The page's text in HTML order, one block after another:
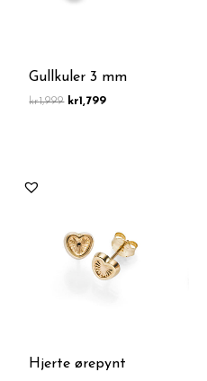
Gullkuler 3 mm
kr1,999 kr1,799
Hjerte ørepynt